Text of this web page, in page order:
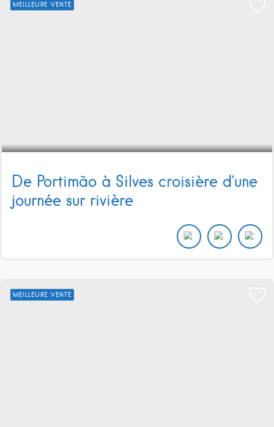
MEILLEURE VENTE
De Portimão à Silves croisière d’une
journée sur rivière
MEILLEURE VENTE